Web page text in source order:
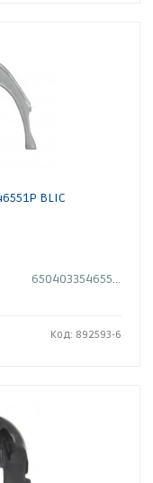
BLIC
6504033546551P
Код: 892593-6